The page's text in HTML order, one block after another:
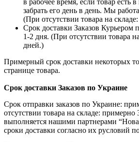
в рабочее время, если товар есть
забрать его день в день. Мы
(При отсутствии товара на
Срок доставки Заказов Курьером
1-2 дня. (При отсутствии товара
дней.)
Примерный срок доставки некоторых
странице товара.
Срок доставки Заказов по Украине
Срок отправки заказов по Украине:
отсутствии товара на складе: примерно
выполняется нашими партнерами
сроки доставки согласно их русловий